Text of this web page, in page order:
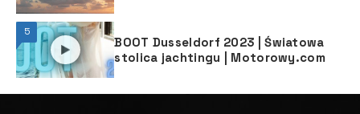
5
BOOT Dusseldorf 2023 | Światowa
stolica jachtingu | Motorowy.com